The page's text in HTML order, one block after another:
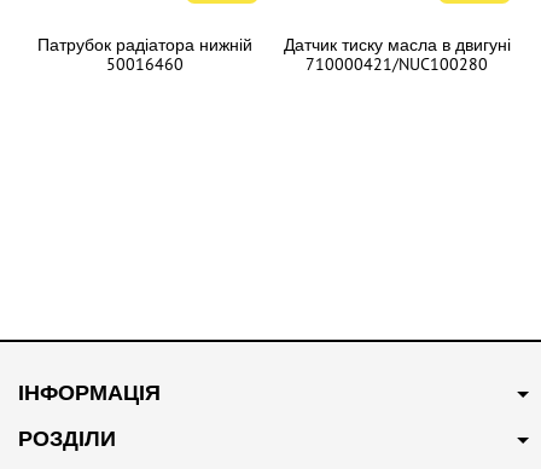
Патрубок радіатора нижній
50016460
Датчик тиску масла в двигуні
710000421/NUC100280
250 грн Купити
Патрубок системи
300 грн Купити
ІНФОРМАЦІЯ
РОЗДІЛИ